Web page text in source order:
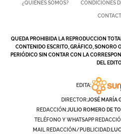
¿QUIÉNES SOMOS? CONDICIONES
QUEDA PROHIBIDA LA REPRODUCCION
CONTENIDO ESCRITO, GRÁFICO, SONORO
PERIÓDICO SIN CONTAR CON LA
DEL
EDITA:
DIRECTOR:JOSÉ MARÍA
REDACCIÓN:JULIO ROMERO DE
TELÉFONO Y WHATSAPP
MAIL REDACCIÓN/PUBLICIDAD: